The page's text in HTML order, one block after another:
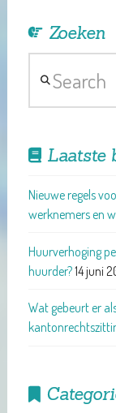
Zoeken
Laatste
Nieuwe regels
werknemers en
Huurverhoging
huurder?14 juni
Wat gebeurt er